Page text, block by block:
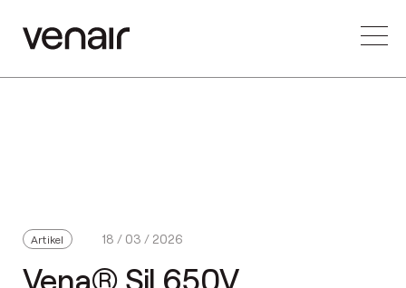
Artikel 18 / 03 / 2026
Vena® Sil 650V